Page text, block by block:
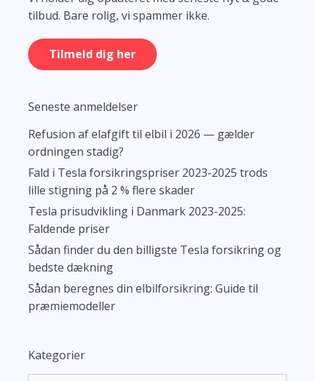
tilbud. Bare rolig, vi spammer ikke.
Tilmeld dig her
Seneste anmeldelser
Refusion af elafgift til elbil i 2026 — gælder
ordningen stadig?
Fald i Tesla forsikringspriser 2023-2025 trods
lille stigning på 2 % flere skader
Tesla prisudvikling i Danmark 2023-2025:
Faldende priser
Sådan finder du den billigste Tesla forsikring og
bedste dækning
Sådan beregnes din elbilforsikring: Guide til
præmiemodeller
Kategorier